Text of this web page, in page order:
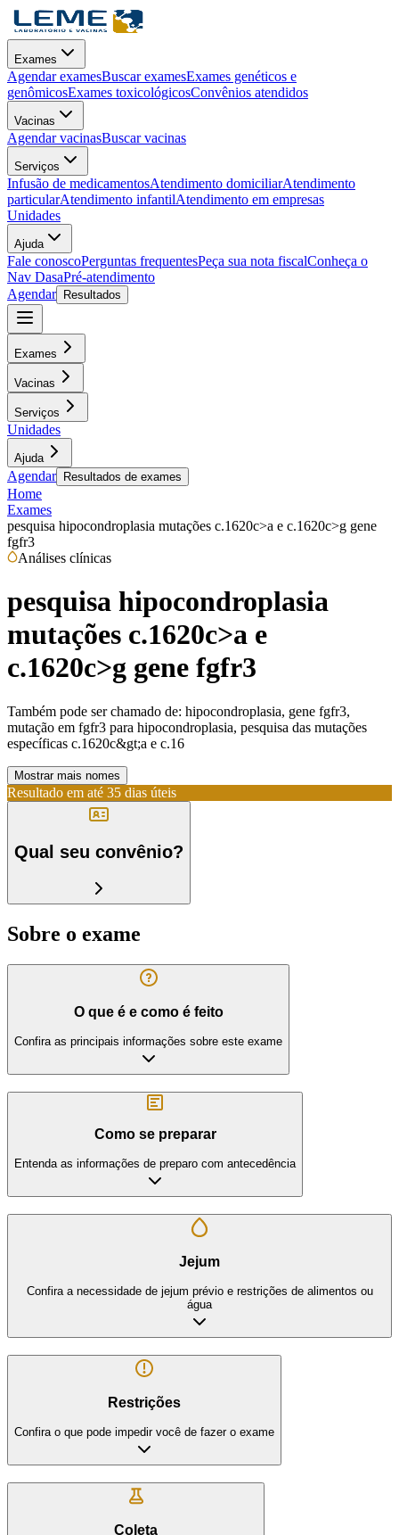
Exames
Agendar examesBuscar examesExames genéticos e
genômicosExames toxicológicosConvênios atendidos
Vacinas
Agendar vacinasBuscar vacinas
Serviços
Infusão de medicamentosAtendimento domiciliarAtendimento
particularAtendimento infantilAtendimento em empresas
Unidades
Ajuda
Fale conoscoPerguntas frequentesPeça sua nota fiscalConheça o
Nav DasaPré-atendimento
Agendar
Resultados
Exames
Vacinas
Serviços
Unidades
Ajuda
Agendar Resultados de exames
Home
Exames
pesquisa hipocondroplasia mutações c.1620c>a e c.1620c>g gene
fgfr3
Análises clínicas
pesquisa hipocondroplasia
mutações c.1620c>a e
c.1620c>g gene fgfr3
Também pode ser chamado de: hipocondroplasia, gene fgfr3,
mutação em fgfr3 para hipocondroplasia, pesquisa das mutações
específicas c.1620c&gt;a e c.16
Mostrar mais nomes
Resultado em até 35 dias úteis
Qual seu convênio?
Sobre o exame
O que é e como é feito
Confira as principais informações sobre este exame
Como se preparar
Entenda as informações de preparo com antecedência
Jejum
Confira a necessidade de jejum prévio e restrições de alimentos ou
água
Restrições
Confira o que pode impedir você de fazer o exame
Coleta